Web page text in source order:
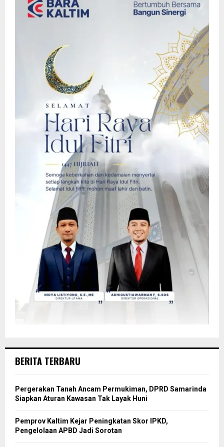
BERITA TERBARU
Pergerakan Tanah Ancam Permukiman, DPRD Samarinda
Siapkan Aturan Kawasan Tak Layak Huni
Pemprov Kaltim Kejar Peningkatan Skor IPKD,
Pengelolaan APBD Jadi Sorotan